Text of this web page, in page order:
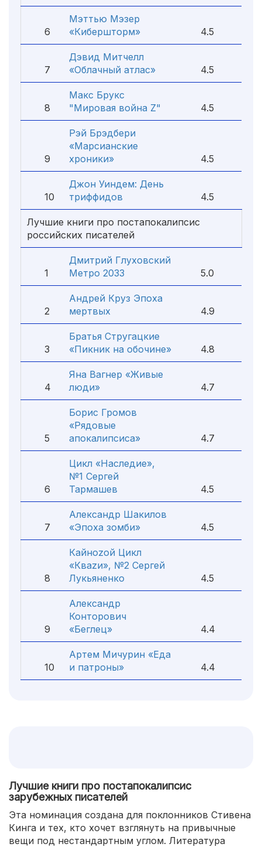
6
Мэттью Мэзер
«Кибершторм»
4.5
7
Дэвид Митчелл
«Облачный атлас»
4.5
8
Макс Брукс
"Мировая война Z"
4.5
9
Рэй Брэдбери
«Марсианские
хроники»
4.5
10
Джон Уиндем: День
триффидов
4.5
Лучшие книги про постапокалипсис
российских писателей
1
Дмитрий Глуховский
Метро 2033
5.0
2
Андрей Круз Эпоха
мертвых
4.9
3
Братья Стругацкие
«Пикник на обочине»
4.8
4
Яна Вагнер «Живые
люди»
4.7
5
Борис Громов
«Рядовые
апокалипсиса»
4.7
6
Цикл «Наследие»,
№1 Сергей
Тармашев
4.5
7
Александр Шакилов
«Эпоха зомби»
4.5
8
Кайноzой Цикл
«Кваzи», №2 Сергей
Лукьяненко
4.5
9
Александр
Конторович
«Беглец»
4.4
10
Артем Мичурин «Еда
и патроны»
4.4
Лучшие книги про постапокалипсис
зарубежных писателей
Эта номинация создана для поклонников Стивена
Кинга и тех, кто хочет взглянуть на привычные
вещи под нестандартным углом. Литература